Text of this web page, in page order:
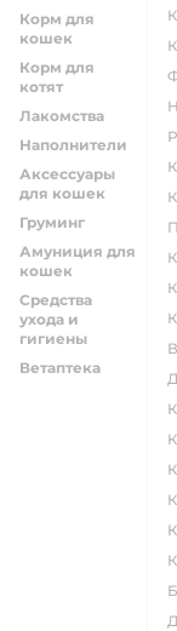
Корм для
кошек
Корм для
котят
Лакомства
Наполнители
Аксессуары
для кошек
Груминг
Амуниция для
кошек
Средства
ухода и
гигиены
Ветаптека